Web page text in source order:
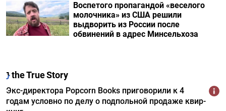
Воспетого пропагандой «веселого
молочника» из США решили
выдворить из России после
обвинений в адрес Минсельхоза